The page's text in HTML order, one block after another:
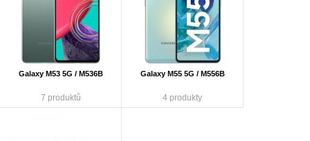
Galaxy M53 5G / M536B
7 produktů
Galaxy M55 5G / M556B
4 produkty